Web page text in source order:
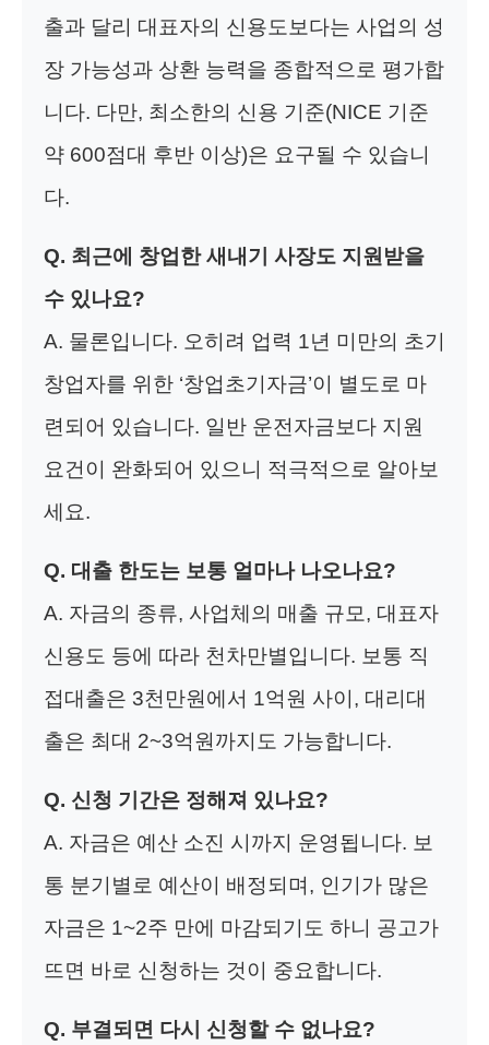
출과 달리 대표자의 신용도보다는 사업의 성
장 가능성과 상환 능력을 종합적으로 평가합
니다. 다만, 최소한의 신용 기준(NICE 기준
약 600점대 후반 이상)은 요구될 수 있습니
다.
Q. 최근에 창업한 새내기 사장도 지원받을
수 있나요?
A. 물론입니다. 오히려 업력 1년 미만의 초기
창업자를 위한 ‘창업초기자금’이 별도로 마
련되어 있습니다. 일반 운전자금보다 지원
요건이 완화되어 있으니 적극적으로 알아보
세요.
Q. 대출 한도는 보통 얼마나 나오나요?
A. 자금의 종류, 사업체의 매출 규모, 대표자
신용도 등에 따라 천차만별입니다. 보통 직
접대출은 3천만원에서 1억원 사이, 대리대
출은 최대 2~3억원까지도 가능합니다.
Q. 신청 기간은 정해져 있나요?
A. 자금은 예산 소진 시까지 운영됩니다. 보
통 분기별로 예산이 배정되며, 인기가 많은
자금은 1~2주 만에 마감되기도 하니 공고가
뜨면 바로 신청하는 것이 중요합니다.
Q. 부결되면 다시 신청할 수 없나요?